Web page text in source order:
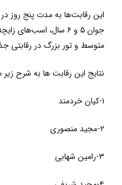
این رقابت‌ها به مدت پنج روز
جوان ۵ و ۶ سال،
متوسط و تور بزرگ در رقابتی
نتایج این رقابت ها به شرح زیر
۱-کیان خردمند
۲-مجید منصوری
۳-رامین شهابی